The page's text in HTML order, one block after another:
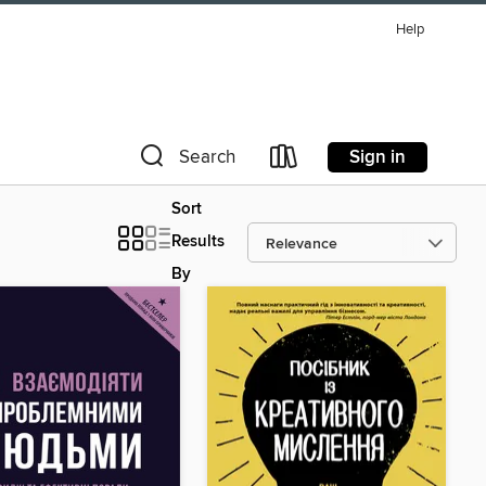
Help
Search Sign in
Sort
Results
By